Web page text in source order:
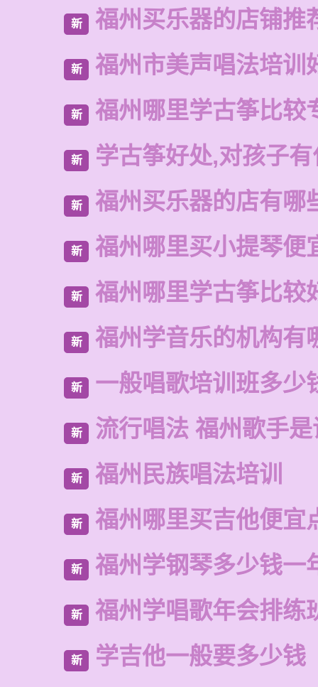
新 福州买乐器的店铺推
新 福州市美声唱法培训
新 福州哪里学古筝比较
新 学古筝好处,对孩子
新 福州买乐器的店有哪
新 福州哪里买小提琴便
新 福州哪里学古筝比较
新 福州学音乐的机构有
新 一般唱歌培训班多少
新 流行唱法 福州歌手是
新 福州民族唱法培训
新 福州哪里买吉他便宜
新 福州学钢琴多少钱一
新 福州学唱歌年会排练
新 学吉他一般要多少钱